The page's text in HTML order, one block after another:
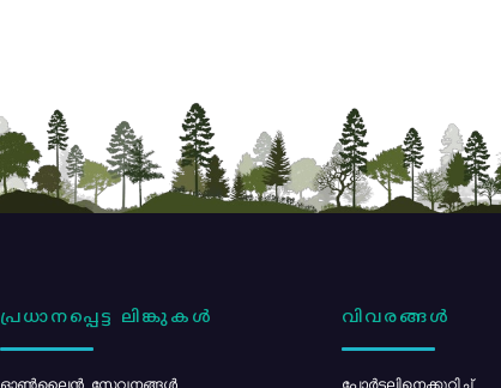
പ്രധാനപ്പെട്ട ലിങ്കുകൾ
ഓൺലൈൻ സേവനങ്ങൾ
വിവരങ്ങൾ
പോര്‍ട്ടലിനെക്കുറിച്ച്